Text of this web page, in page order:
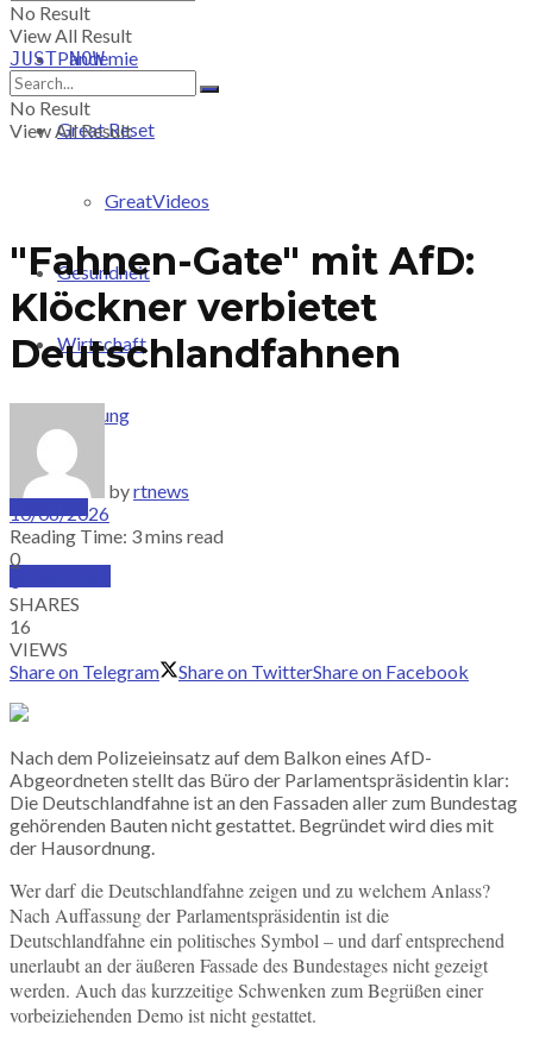
Pandemie
Great Reset
GreatVideos
Gesundheit
Wirtschaft
Meinung
PRICING
SUBSCRIBE
No Result
View All Result
JUST-NOW
No Result
View All Result
"Fahnen-Gate" mit AfD:
Klöckner verbietet
Deutschlandfahnen
byrtnews
10/06/2026
Reading Time: 3 mins read
0
SHARES
16
VIEWS
Share on Telegram
Share on TwitterShare on Facebook
Nach dem Polizeieinsatz auf dem Balkon eines AfD-
Abgeordneten stellt das Büro der Parlamentspräsidentin klar:
Die Deutschlandfahne ist an den Fassaden aller zum Bundestag
gehörenden Bauten nicht gestattet. Begründet wird dies mit
der Hausordnung.
Wer darf die Deutschlandfahne zeigen und zu welchem Anlass?
Nach Auffassung der Parlamentspräsidentin ist die
Deutschlandfahne ein politisches Symbol – und darf entsprechend
unerlaubt an der äußeren Fassade des Bundestages nicht gezeigt
werden. Auch das kurzzeitige Schwenken zum Begrüßen einer
vorbeiziehenden Demo ist nicht gestattet.